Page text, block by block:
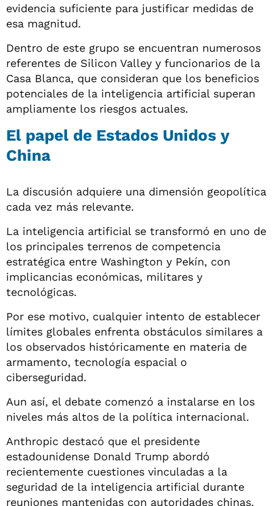
evidencia suficiente para justificar medidas de
esa magnitud.
Dentro de este grupo se encuentran numerosos
referentes de Silicon Valley y funcionarios de la
Casa Blanca, que consideran que los beneficios
potenciales de la inteligencia artificial superan
ampliamente los riesgos actuales.
El papel de Estados Unidos y
China
La discusión adquiere una dimensión geopolítica
cada vez más relevante.
La inteligencia artificial se transformó en uno de
los principales terrenos de competencia
estratégica entre Washington y Pekín, con
implicancias económicas, militares y
tecnológicas.
Por ese motivo, cualquier intento de establecer
límites globales enfrenta obstáculos similares a
los observados históricamente en materia de
armamento, tecnología espacial o
ciberseguridad.
Aun así, el debate comenzó a instalarse en los
niveles más altos de la política internacional.
Anthropic destacó que el presidente
estadounidense Donald Trump abordó
recientemente cuestiones vinculadas a la
seguridad de la inteligencia artificial durante
reuniones mantenidas con autoridades chinas.